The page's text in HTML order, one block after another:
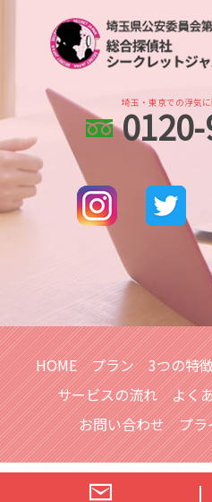
マッチングアプリ 浮気
不倫調査 探偵
不倫調査 費用
身辺調査 違法
dv被害 対策
dv被害 探偵
ストーカー被害 対策
婚前調査 内容
人探し 名前も わから
人探し 名前だけ
人探し
人探し 依頼
各種工作
家出調査 人探し
家出調査
所在調査
行方不明 人探し 調査
家出調査 探偵
川口市 line 調査
埼玉県 所在調査
さいたま市 人探し
大宮公園 人探し
大宮公園 浮気不倫調査
浦和 身辺調査
浦和 浮気不倫調査
本川越的場 人探し
埼玉県 信用調査
北与野 人探し
川越市 スマホ調査
所沢市 人探し
越谷市 身辺調査
埼玉県 浮気不倫調査
埼玉・東京での浮気
HOME プラン 3つの特
サービスの流れ
よく
お問い合わせ
プラ
© 浮気調査は【総合探偵社シークレ